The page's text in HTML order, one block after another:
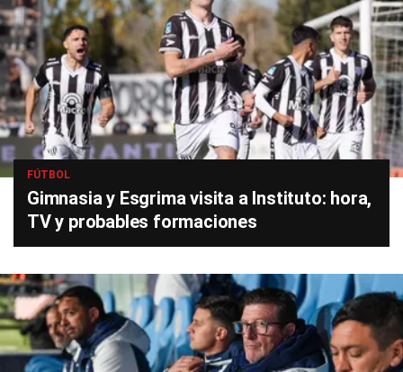
FÚTBOL
Gimnasia y Esgrima visita a Instituto: hora,
TV y probables formaciones